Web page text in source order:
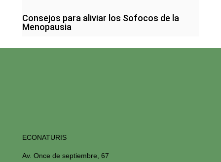
Consejos para aliviar los Sofocos de la
Menopausia
ECONATURIS
Av. Once de septiembre, 67